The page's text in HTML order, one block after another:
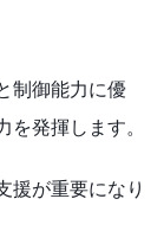
制御能力に優
発揮します。
援が重要になり